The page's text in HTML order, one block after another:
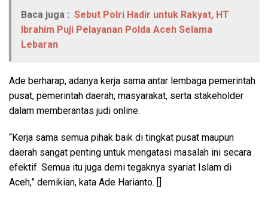
Baca juga : Sebut Polri Hadir untuk Rakyat, HT
Ibrahim Puji Pelayanan Polda Aceh Selama
Lebaran
Ade berharap, adanya kerja sama antar lembaga pemerintah
pusat, pemerintah daerah, masyarakat, serta stakeholder
dalam memberantas judi online.
“Kerja sama semua pihak baik di tingkat pusat maupun
daerah sangat penting untuk mengatasi masalah ini secara
efektif. Semua itu juga demi tegaknya syariat Islam di
Aceh,” demikian, kata Ade Harianto. []